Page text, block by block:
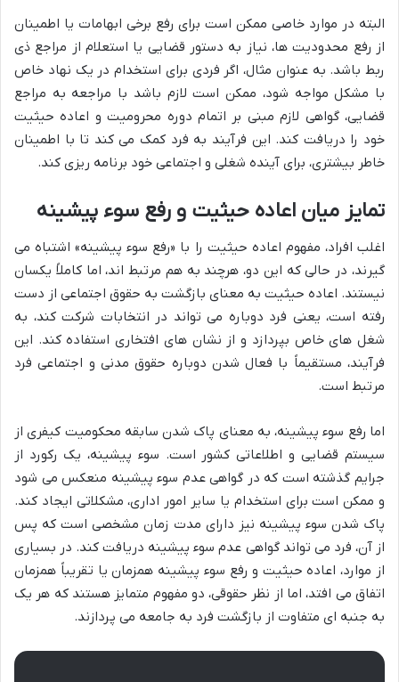
البته در موارد خاصی ممکن است برای رفع برخی ابهامات یا اطمینان
از رفع محدودیت ها، نیاز به دستور قضایی یا استعلام از مراجع ذی
ربط باشد. به عنوان مثال، اگر فردی برای استخدام در یک نهاد خاص
با مشکل مواجه شود، ممکن است لازم باشد با مراجعه به مراجع
قضایی، گواهی لازم مبنی بر اتمام دوره محرومیت و اعاده حیثیت
خود را دریافت کند. این فرآیند به فرد کمک می کند تا با اطمینان
خاطر بیشتری، برای آینده شغلی و اجتماعی خود برنامه ریزی کند.
تمایز میان اعاده حیثیت و رفع سوء پیشینه
اغلب افراد، مفهوم اعاده حیثیت را با «رفع سوء پیشینه» اشتباه می
گیرند، در حالی که این دو، هرچند به هم مرتبط اند، اما کاملاً یکسان
نیستند. اعاده حیثیت به معنای بازگشت به حقوق اجتماعی از دست
رفته است، یعنی فرد دوباره می تواند در انتخابات شرکت کند، به
شغل های خاص بپردازد و از نشان های افتخاری استفاده کند. این
فرآیند، مستقیماً با فعال شدن دوباره حقوق مدنی و اجتماعی فرد
مرتبط است.
اما رفع سوء پیشینه، به معنای پاک شدن سابقه محکومیت کیفری از
سیستم قضایی و اطلاعاتی کشور است. سوء پیشینه، یک رکورد از
جرایم گذشته است که در گواهی عدم سوء پیشینه منعکس می شود
و ممکن است برای استخدام یا سایر امور اداری، مشکلاتی ایجاد کند.
پاک شدن سوء پیشینه نیز دارای مدت زمان مشخصی است که پس
از آن، فرد می تواند گواهی عدم سوء پیشینه دریافت کند. در بسیاری
از موارد، اعاده حیثیت و رفع سوء پیشینه همزمان یا تقریباً همزمان
اتفاق می افتد، اما از نظر حقوقی، دو مفهوم متمایز هستند که هر یک
به جنبه ای متفاوت از بازگشت فرد به جامعه می پردازند.